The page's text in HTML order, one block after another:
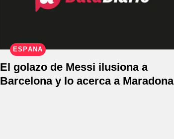
ESPAÑA
El golazo de Messi ilusiona a
Barcelona y lo acerca a Maradona